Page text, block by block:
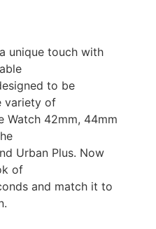
unique touch with
to be
variety of
Watch 42mm, 44mm
Urban Plus. Now
of
and match it to